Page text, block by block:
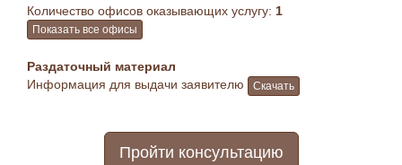
Количество офисов оказывающих услугу: 1
Показать все офисы
Раздаточный материал
Информация для выдачи заявителю
Скачать
Пройти консультацию